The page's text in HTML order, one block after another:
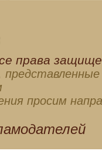
права
просим